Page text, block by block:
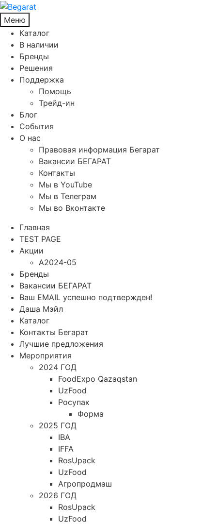
Меню
Каталог
В наличии
Бренды
Решения
Поддержка
Помощь
Трейд-ин
Блог
События
О нас
Правовая информация Бегарат
Вакансии БЕГАРАТ
Контакты
Мы в YouTube
Мы в Телеграм
Мы во Вконтакте
Главная
TEST PAGE
Акции
A2024-05
Бренды
Вакансии БЕГАРАТ
Ваш EMAIL успешно подтвержден!
Даша Мэйл
Каталог
Контакты Бегарат
Лучшие предложения
Мероприятия
2024 ГОД
FoodExpo Qazaqstan
UzFood
Росупак
Форма
2025 ГОД
IBA
IFFA
RosUpack
UzFood
Агропродмаш
2026 ГОД
RosUpack
UzFood